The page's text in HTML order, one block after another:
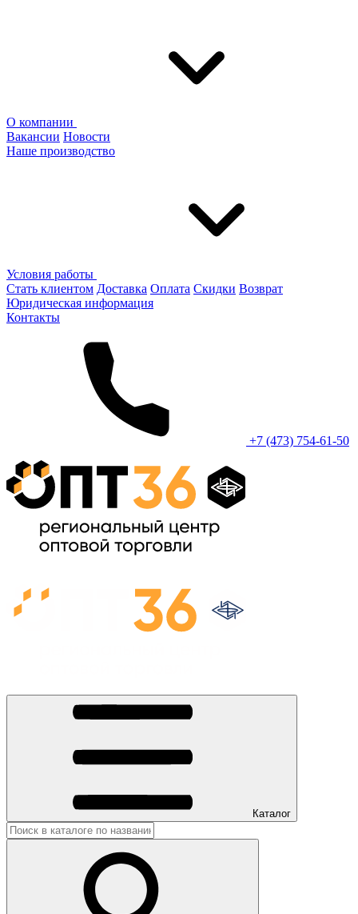
О компании
Вакансии Новости
Наше производство
Условия работы
Стать клиентом Доставка Оплата Скидки Возврат
Юридическая информация
Контакты
+7 (473) 754-61-50
Каталог